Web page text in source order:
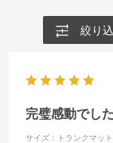
絞り
完璧感動でし
サイズ：トランクマット